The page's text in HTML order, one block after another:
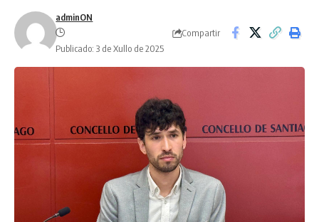
adminON
Publicado: 3 de Xullo de 2025
Compartir